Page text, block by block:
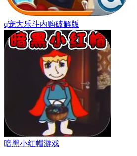
q宠大乐斗内购破解版
暗黑小红帽游戏